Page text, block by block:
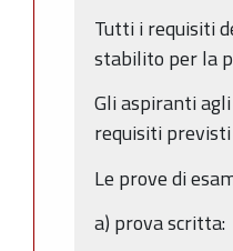
Tutti i requisiti
stabilito per la
Gli aspiranti
requisiti previsti
Le prove di
a) prova scritta: